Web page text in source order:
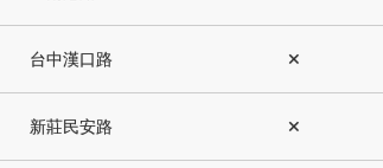
台中漢口路 ✕
新莊民安路 ✕